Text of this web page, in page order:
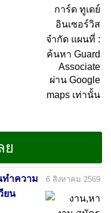
ทำความ
ยน
6 สิงหาคม 2569